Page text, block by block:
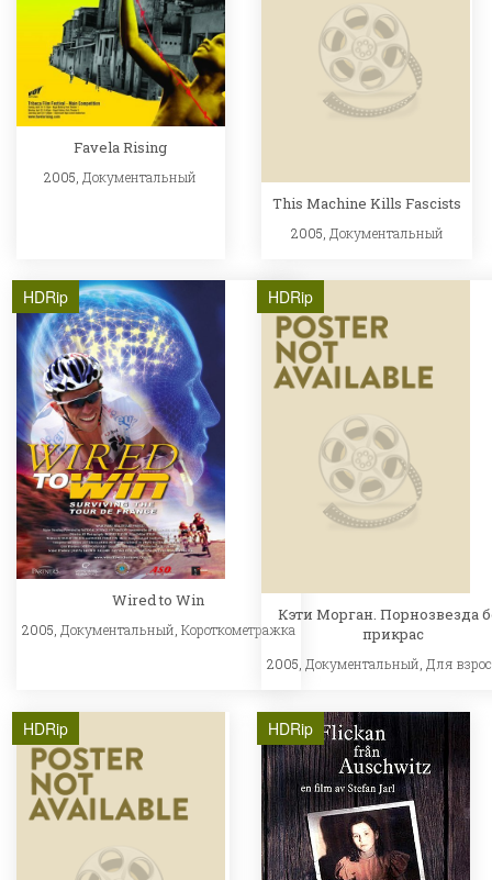
Favela Rising
2005, Документальный
This Machine Kills Fascists
2005, Документальный
HDRip
Wired to Win
2005, Документальный Короткометражка
HDRip
Кэти Морган. Порнозвезда
прикрас
2005,Документальный,Для
HDRip HDRip